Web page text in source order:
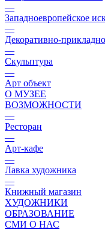
—
Западноевропейское
—
Декоративно-
—
Скульптура
—
Арт объект
О МУЗЕЕ
ВОЗМОЖНОСТИ
—
Ресторан
—
Арт-кафе
—
Лавка художника
—
Книжный магазин
ХУДОЖНИКИ
ОБРАЗОВАНИЕ
СМИ О НАС